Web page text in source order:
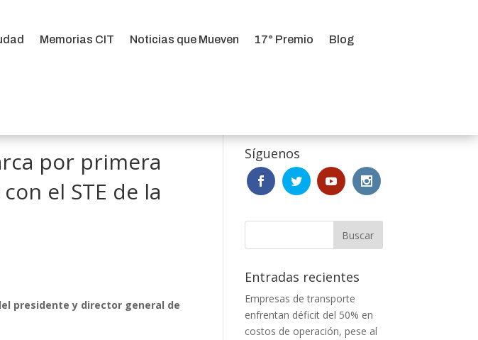
Memorias CIT Noticias que Mueven 17° Premio Blog
por primera
el STE de la
presidente y director general de
Síguenos
Entradas recientes
Empresas de transporte
enfrentan déficit del 50% en
costos de operación, pese al